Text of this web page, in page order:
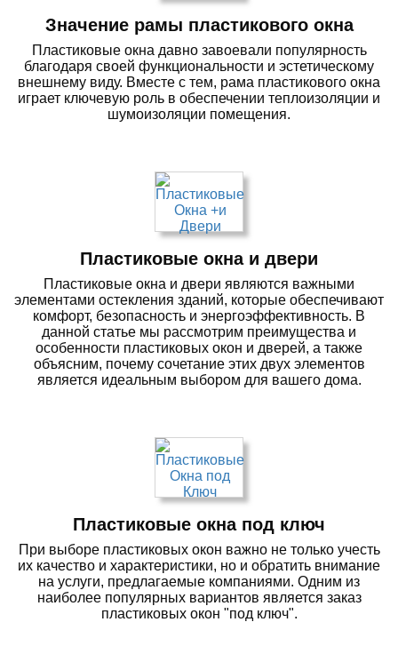
Значение рамы пластикового окна
Пластиковые окна давно завоевали популярность
благодаря своей функциональности и эстетическому
внешнему виду. Вместе с тем, рама пластикового окна
играет ключевую роль в обеспечении теплоизоляции и
шумоизоляции помещения.
Пластиковые окна и двери
Пластиковые окна и двери являются важными
элементами остекления зданий, которые обеспечивают
комфорт, безопасность и энергоэффективность. В
данной статье мы рассмотрим преимущества и
особенности пластиковых окон и дверей, а также
объясним, почему сочетание этих двух элементов
является идеальным выбором для вашего дома.
Пластиковые окна под ключ
При выборе пластиковых окон важно не только учесть
их качество и характеристики, но и обратить внимание
на услуги, предлагаемые компаниями. Одним из
наиболее популярных вариантов является заказ
пластиковых окон "под ключ".